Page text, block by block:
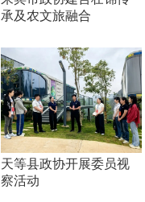
承及农文旅融合
天等县政协开展委员视
察活动